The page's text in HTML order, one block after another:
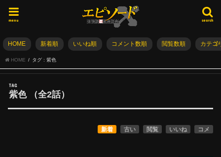
search
menu
HOME 新着順 いいね順 コメント数順 閲覧数順 カテゴ
HOME タグ : 紫色
TAG
紫色 （全2話）
新着 古い 閲覧 いいね コメ